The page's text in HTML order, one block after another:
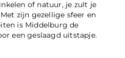
of natuur, je zult je
zijn gezellige sfeer en
is Middelburg de
een geslaagd uitstapje.